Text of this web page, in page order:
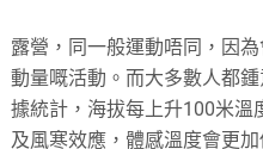
露營，同一般運動唔同，因
動量嘅活動。而大多數人都
據統計，海拔每上升100米溫
及風寒效應，體感溫度會更